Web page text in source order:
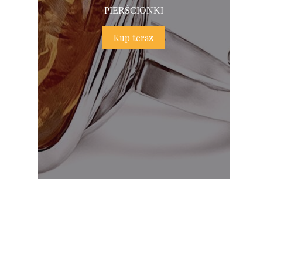
PIERŚCIONKI
Kup teraz